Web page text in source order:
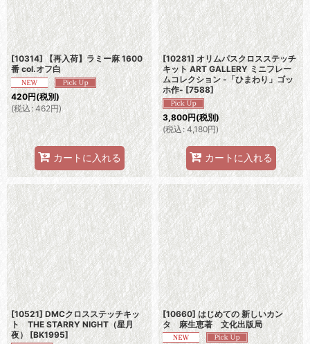
[10314] 【再入荷】ラミー麻 1600
番 col.オフ白
420円(税別)
(税込: 462円)
カートに入れる
[10281] オリムパスクロスステッチ
キット ART GALLERY ミニフレー
ムコレクション -「ひまわり」ゴッ
ホ作- [7588]
3,800円(税別)
(税込: 4,180円)
カートに入れる
[10521] DMCクロスステッチキッ
ト THE STARRY NIGHT（星月
夜） [BK1995]
[10660] はじめての 新しいカン
タ 麻生恵著 文化出版局